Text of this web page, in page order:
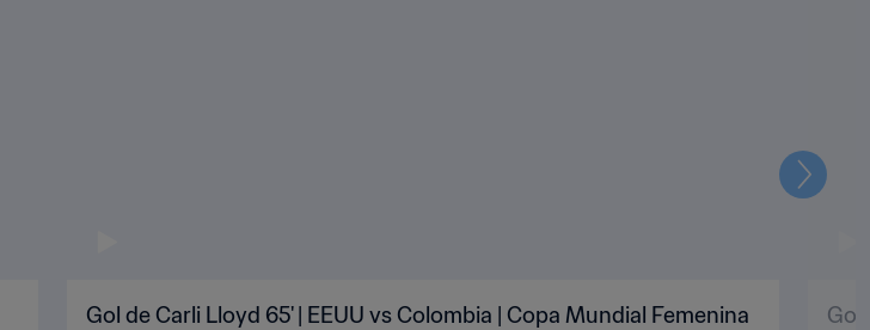
Gol de Carli Lloyd 65' | EEUU vs Colombia | Copa Mundial Femenina
Gol